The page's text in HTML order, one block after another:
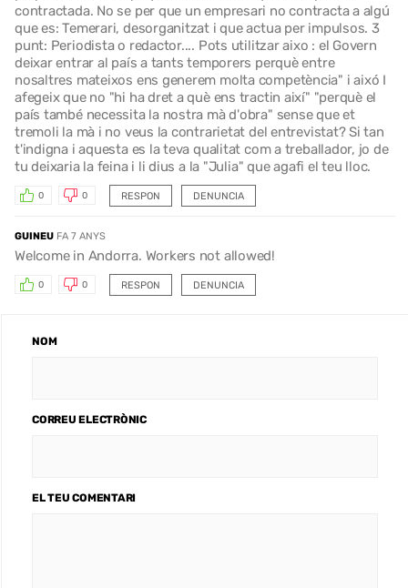
contractada. No se per que un empresari no contracta a algú
que es: Temerari, desorganitzat i que actua per impulsos. 3
punt: Periodista o redactor.... Pots utilitzar aixo : el Govern
deixar entrar al país a tants temporers perquè entre
nosaltres mateixos ens generem molta competència" i aixó I
afegeix que no "hi ha dret a què ens tractin així" "perquè el
país també necessita la nostra mà d'obra" sense que et
tremoli la mà i no veus la contrarietat del entrevistat? Si tan
t'indigna i aquesta es la teva qualitat com a treballador, jo de
tu deixaria la feina i li dius a la "Julia" que agafi el teu lloc.
RESPON
0 0 DENUNCIA
GUINEU FA 7 ANYS
Welcome in Andorra. Workers not allowed!
RESPON
0 0 DENUNCIA
NOM
CORREU ELECTRÒNIC
EL TEU COMENTARI